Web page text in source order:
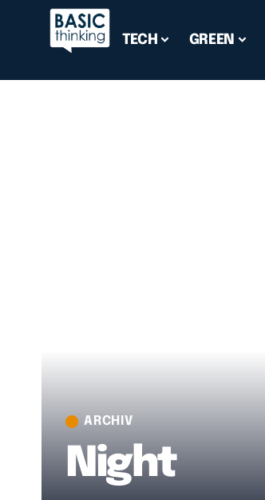
TECH GREEN
ARCHIV
Night